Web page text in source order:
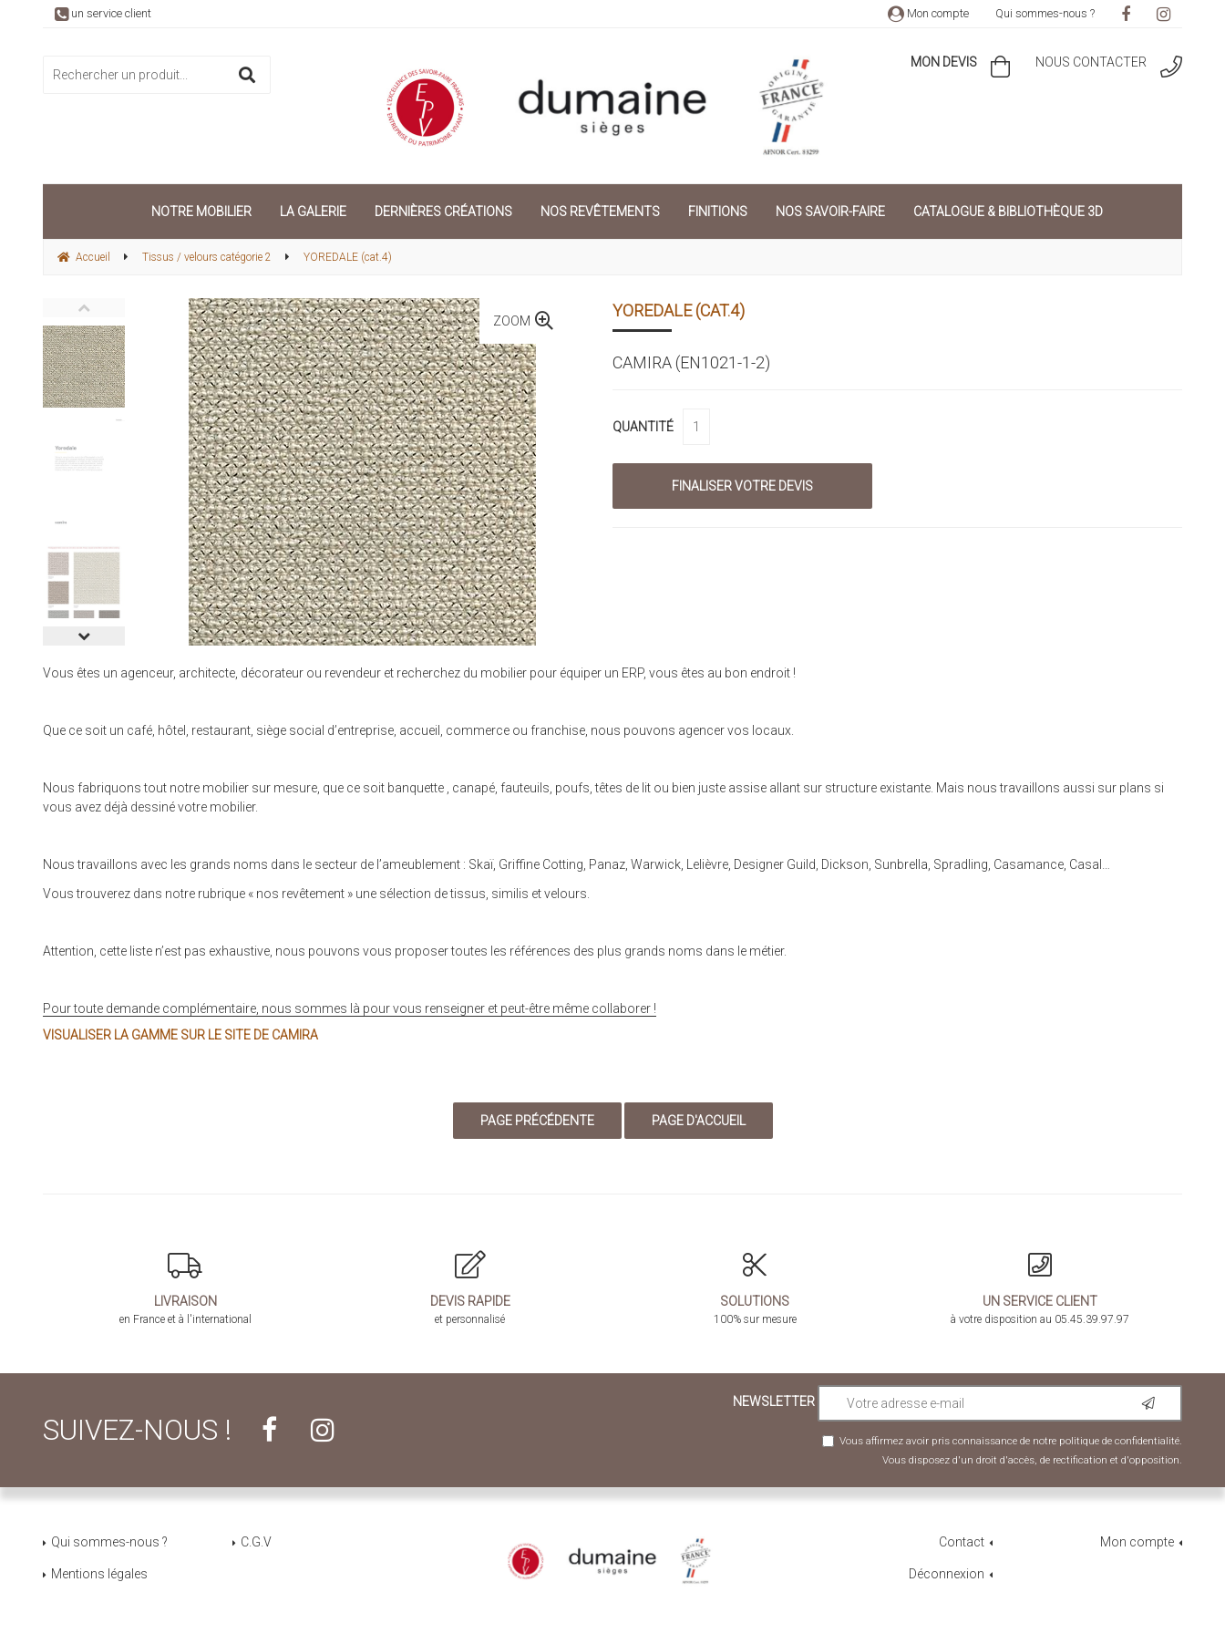
MON DEVIS NOUS CONTACTER
NOTRE MOBILIER LA GALERIE DERNIÈRES CRÉATIONS NOS REVÊTEMENTS FINITIONS NOS SAVOIR-FAIRE CATALOGUE & BIBLIOTHÈQUE 3D
Accueil Tissus / velours catégorie 2 YOREDALE (cat.4)
ZOOM
YOREDALE (CAT.4)
CAMIRA (EN1021-1-2)
QUANTITÉ
Vous êtes un agenceur, architecte, décorateur ou revendeur et recherchez du mobilier pour équiper un ERP, vous êtes au bon endroit !
Que ce soit un café, hôtel, restaurant, siège social d’entreprise, accueil, commerce ou franchise, nous pouvons agencer vos locaux.
Nous fabriquons tout notre mobilier sur mesure, que ce soit banquette , canapé, fauteuils, poufs, têtes de lit ou bien juste assise allant sur structure existante. Mais nous travaillons aussi sur plans si
vous avez déjà dessiné votre mobilier.
Nous travaillons avec les grands noms dans le secteur de l’ameublement : Skaï, Griffine Cotting, Panaz, Warwick, Lelièvre, Designer Guild, Dickson, Sunbrella, Spradling, Casamance, Casal…
Vous trouverez dans notre rubrique « nos revêtement » une sélection de tissus, similis et velours.
Attention, cette liste n’est pas exhaustive, nous pouvons vous proposer toutes les références des plus grands noms dans le métier.
Pour toute demande complémentaire, nous sommes là pour vous renseigner et peut-être même collaborer !
VISUALISER LA GAMME SUR LE SITE DE CAMIRA
Mon compte Qui sommes-nous ?
un service client
LIVRAISON
en France et à l'international
DEVIS RAPIDE
et personnalisé
SOLUTIONS
100% sur mesure
UN SERVICE CLIENT
à votre disposition au 05.45.39.97.97
SUIVEZ-NOUS !
NEWSLETTER
Vous affirmez avoir pris connaissance de notre politique de confidentialité.
Vous disposez d'un droit d'accès, de rectification et d'opposition.
Qui sommes-nous ? C.G.V
Mentions légales
Contact Mon compte
Déconnexion